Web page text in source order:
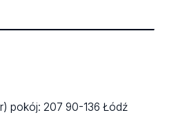
pokój: 20790-136 Łódź